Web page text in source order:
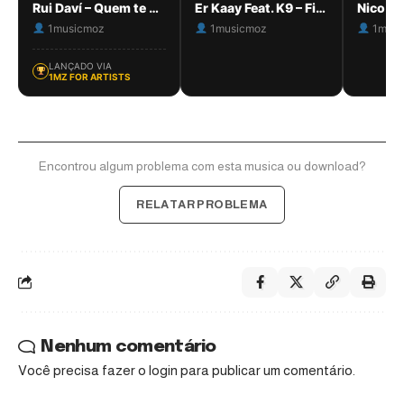
Rui Daví – Quem te mentiu
1musicmoz
LANÇADO VIA
1MZ FOR ARTISTS
Er Kaay Feat. K9 – Finalmente [1MZ]
1musicmoz
Nico –
Encontrou algum problema com esta musica ou download?
RELATAR PROBLEMA
Nenhum comentário
Você precisa fazer o login para publicar um comentário.